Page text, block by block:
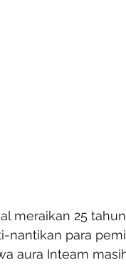
meraikan 25
nantikan para
aura Inteam